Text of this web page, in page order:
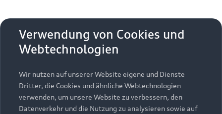
Zurück nach oben
Modelle
Alle Modelle
Modelle vergleichen
Kaufen & leasen
Neuwagensuche
Service & Zubehör
Verwendung von Cookies und
Webtechnologien
Wir nutzen auf unserer Website eigene und Dienste
Dritter, die Cookies und ähnliche Webtechnologien
verwenden, um unsere Website zu verbessern, den
Datenverkehr und die Nutzung zu analysieren sowie auf